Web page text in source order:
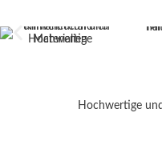
Hochwertige Materialien
Mit
Hochwertige